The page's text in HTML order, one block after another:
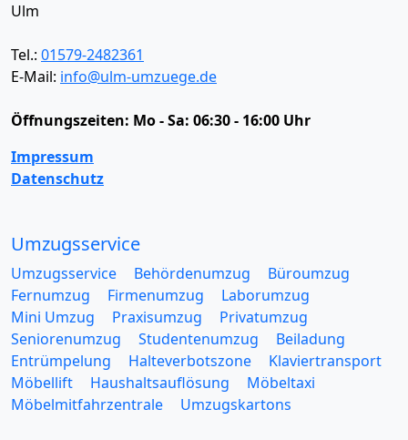
Ulm
Tel.: 01579-2482361
E-Mail: info@ulm-umzuege.de
Öffnungszeiten: Mo - Sa: 06:30 - 16:00 Uhr
Impressum
Datenschutz
Umzugsservice
Umzugsservice Behördenumzug
Büroumzug
Fernumzug
Firmenumzug
Laborumzug
Mini Umzug
Praxisumzug
Privatumzug
Seniorenumzug
Studentenumzug
Beiladung
Entrümpelung
Halteverbotszone
Klaviertransport
Möbellift
Haushaltsauflösung
Möbeltaxi
Möbelmitfahrzentrale
Umzugskartons